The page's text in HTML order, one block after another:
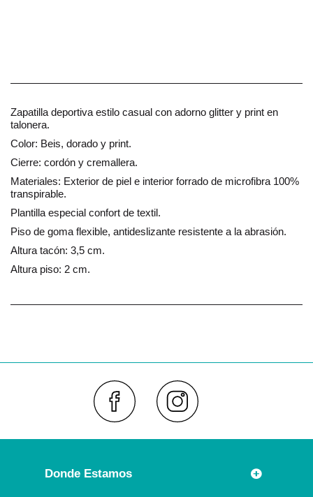
Zapatilla deportiva estilo casual con adorno glitter y print en
talonera.
Color: Beis, dorado y print.
Cierre: cordón y cremallera.
Materiales: Exterior de piel e interior forrado de microfibra 100%
transpirable.
Plantilla especial confort de textil.
Piso de goma flexible, antideslizante resistente a la abrasión.
Altura tacón: 3,5 cm.
Altura piso: 2 cm.
Donde Estamos